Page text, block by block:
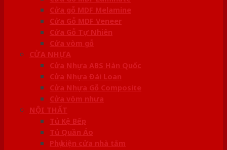
Cửa gỗ MDF Melamine
Cửa Gỗ MDF Veneer
Cửa Gỗ Tự Nhiên
Cửa vòm gỗ
CỬA NHỰA
Cửa Nhựa ABS Hàn Quốc
Cửa Nhựa Đài Loan
Cửa Nhựa Gỗ Composite
Cửa vòm nhựa
NỘI THẤT
Tủ Kệ Bếp
Tủ Quần Áo
Phụ kiện cửa nhà tắm